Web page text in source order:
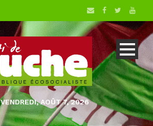
VENDREDI, AOÛT 7, 2026